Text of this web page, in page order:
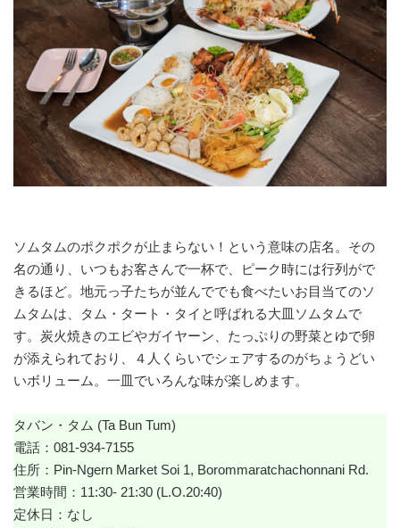
ソムタムのポクポクが止まらない！という意味の店名。その
名の通り、いつもお客さんで一杯で、ピーク時には行列がで
きるほど。地元っ子たちが並んででも食べたいお目当てのソ
ムタムは、タム・タート・タイと呼ばれる大皿ソムタムで
す。炭火焼きのエビやガイヤーン、たっぷりの野菜とゆで卵
が添えられており、４人くらいでシェアするのがちょうどい
いボリューム。一皿でいろんな味が楽しめます。
タバン・タム (Ta Bun Tum)
電話：081-934-7155
住所：Pin-Ngern Market Soi 1, Borommaratchachonnani Rd.
営業時間：11:30- 21:30 (L.O.20:40)
定休日：なし